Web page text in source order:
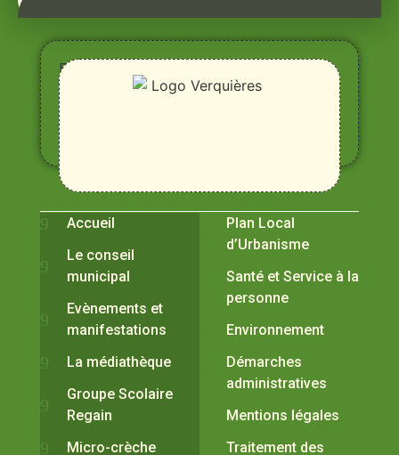
Entre
Rhône,
Alpilles
et
Durance
Accueil
Le conseil
municipal
Evènements et
manifestations
La médiathèque
Groupe Scolaire
Regain
Micro-crèche
Plan Local
d’Urbanisme
Santé et Service à la
personne
Environnement
Démarches
administratives
Mentions légales
Traitement des